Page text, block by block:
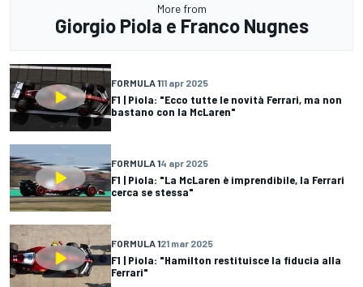
More from
Giorgio Piola e Franco Nugnes
FORMULA 111 apr 2025
F1 | Piola: "Ecco tutte le novità Ferrari, ma non
bastano con la McLaren"
FORMULA 14 apr 2025
F1 | Piola: "La McLaren è imprendibile, la Ferrari
cerca se stessa"
FORMULA 121 mar 2025
F1 | Piola: "Hamilton restituisce la fiducia alla
Ferrari"